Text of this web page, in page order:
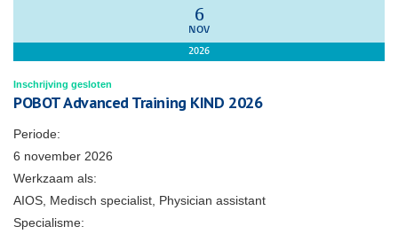
6
NOV
2026
Inschrijving gesloten
POBOT Advanced Training KIND 2026
Periode:
6 november 2026
Werkzaam als:
AIOS, Medisch specialist, Physician assistant
Specialisme: